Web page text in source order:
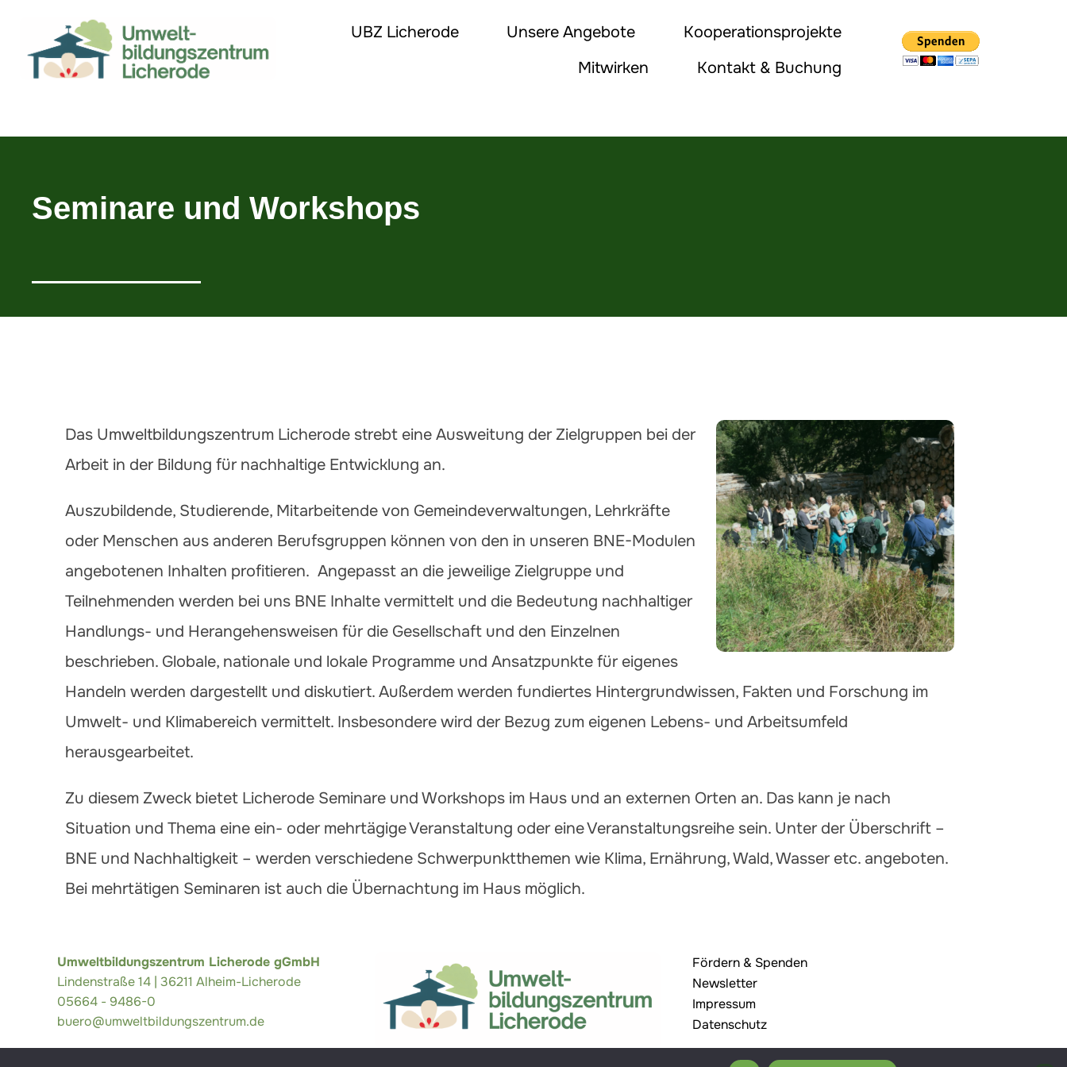
UBZ Licherode Unsere Angebote
Kooperationsprojekte
Mitwirken
Kontakt & Buchung
Seminare und Workshops​
Das Umweltbildungszentrum Licherode strebt eine Ausweitung der Zielgruppen bei der
Arbeit in der Bildung für nachhaltige Entwicklung an.
Auszubildende, Studierende, Mitarbeitende von Gemeindeverwaltungen, Lehrkräfte
oder Menschen aus anderen Berufsgruppen können von den in unseren BNE-Modulen
angebotenen Inhalten profitieren. Angepasst an die jeweilige Zielgruppe und
Teilnehmenden werden bei uns BNE Inhalte vermittelt und die Bedeutung nachhaltiger
Handlungs- und Herangehensweisen für die Gesellschaft und den Einzelnen
beschrieben. Globale, nationale und lokale Programme und Ansatzpunkte für eigenes
Handeln werden dargestellt und diskutiert. Außerdem werden fundiertes Hintergrundwissen, Fakten und Forschung im
Umwelt- und Klimabereich vermittelt. Insbesondere wird der Bezug zum eigenen Lebens- und Arbeitsumfeld
herausgearbeitet.
Zu diesem Zweck bietet Licherode Seminare und Workshops im Haus und an externen Orten an. Das kann je nach
Situation und Thema eine ein- oder mehrtägige Veranstaltung oder eine Veranstaltungsreihe sein. Unter der Überschrift –
BNE und Nachhaltigkeit – werden verschiedene Schwerpunktthemen wie Klima, Ernährung, Wald, Wasser etc. angeboten.
Bei mehrtätigen Seminaren ist auch die Übernachtung im Haus möglich.
Umweltbildungszentrum Licherode gGmbH
Lindenstraße 14 | 36211 Alheim-Licherode
05664 - 9486-0
buero@umweltbildungszentrum.de
Fördern & Spenden
Newsletter
Impressum
Datenschutz